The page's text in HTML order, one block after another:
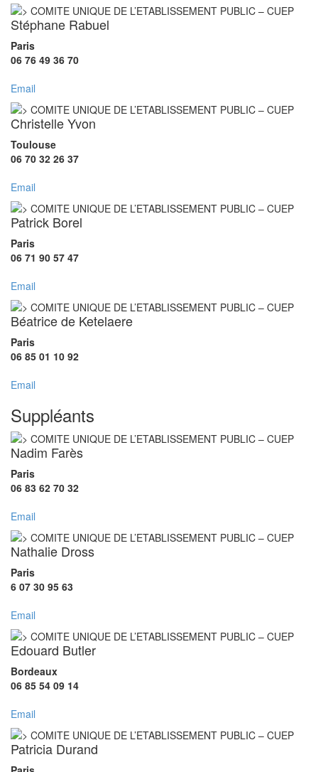
Stéphane Rabuel
Paris
06 76 49 36 70
Email
Christelle Yvon
Toulouse
06 70 32 26 37
Email
Patrick Borel
Paris
06 71 90 57 47
Email
Béatrice de Ketelaere
Paris
06 85 01 10 92
Email
Suppléants
Nadim Farès
Paris
06 83 62 70 32
Email
Nathalie Dross
Paris
6 07 30 95 63
Email
Edouard Butler
Bordeaux
06 85 54 09 14
Email
Patricia Durand